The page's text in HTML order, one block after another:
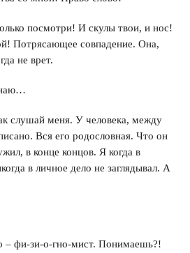
посмотри! И скулы твои, и нос!
Потрясающее совпадение. Она,
не врет.
слушай меня. У человека, между
Вся его родословная. Что он
в конце концов. Я когда в
в личное дело не заглядывал. А
фи-зи-о-гно-мист. Понимаешь?!